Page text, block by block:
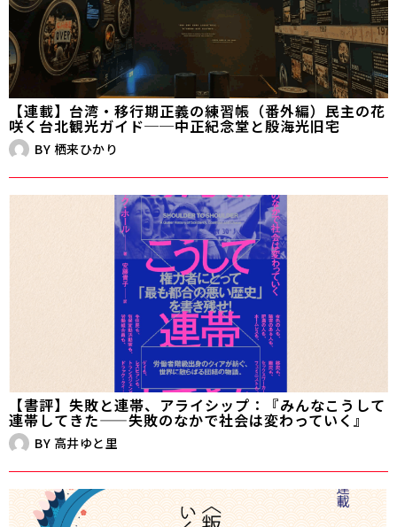
【連載】台湾・移行期正義の練習帳（番外編）民主の花
咲く台北観光ガイド──中正紀念堂と殷海光旧宅
BY 栖来ひかり
【書評】失敗と連帯、アライシップ：『みんなこうして
連帯してきた——失敗のなかで社会は変わっていく』
BY 高井ゆと里